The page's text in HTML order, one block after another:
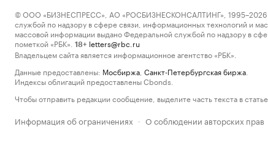
© ООО «БИЗНЕСПРЕСС», АО «РОСБИЗНЕСКОНСАЛТИНГ», 1995–2026.
службой по надзору в сфере связи, информационных технологий и
массовой информации выдано Федеральной службой по надзору в
пометкой «РБК».
18+ letters@rbc.ru
Владельцем сайта является информационное агентство «РБК».
Данные предоставлены: Мосбиржа Санкт-Петербургская биржа
Индексы облигаций предоставлены Cbonds.
Чтобы отправить редакции сообщение, выделите часть текста в
Информация об ограничениях · О соблюдении авторских прав